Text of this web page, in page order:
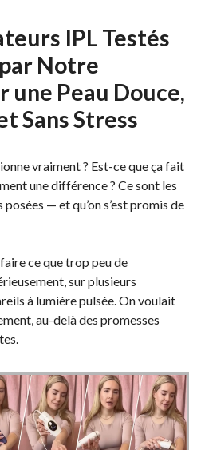
IPL Testés
Notre
une Peau Douce,
Sans Stress
vraiment ? Est-ce que ça fait
une différence ? Ce sont les
posées — et qu’on s’est promis de
ce que trop peu de
sur plusieurs
à lumière pulsée. On voulait
au-delà des promesses